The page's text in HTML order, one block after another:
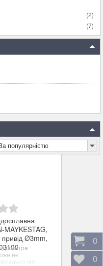
(2)
(7)
популярністю
MAYKESTAG,
Ø3mm,
не
про
0
0